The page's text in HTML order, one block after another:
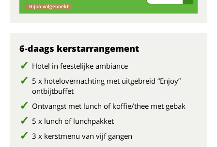
Bijna volgeboekt
6-daags kerstarrangement
Hotel in feestelijke ambiance
5 x hotelovernachting met uitgebreid “Enjoy”
ontbijtbuffet
Ontvangst met lunch of koffie/thee met gebak
5 x lunch of lunchpakket
3 x kerstmenu van vijf gangen